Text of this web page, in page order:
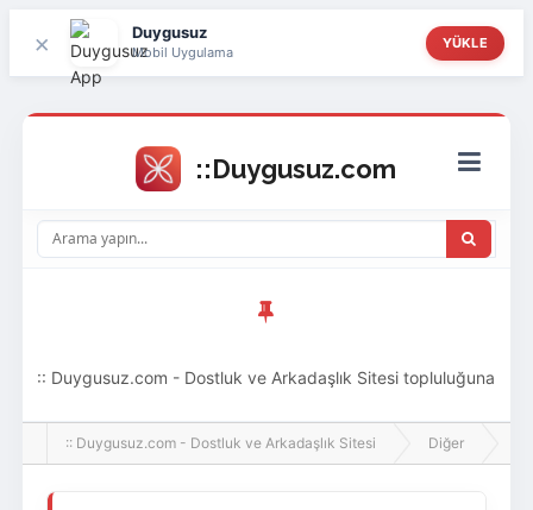
× Duygusuz
Mobil Uygulama
YÜKLE
:: Duygusuz.com - Dostluk ve Arkadaşlık Sitesi topluluğuna
hoş geldin ziyaretçi! Aramıza katılmak istersen kayıt
:: Duygusuz.com - Dostluk ve Arkadaşlık Sitesi Diğer